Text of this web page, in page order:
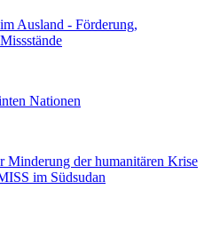
Ausland - Förderung,
Nationen
Minderung der humanitären Krise
im Südsudan